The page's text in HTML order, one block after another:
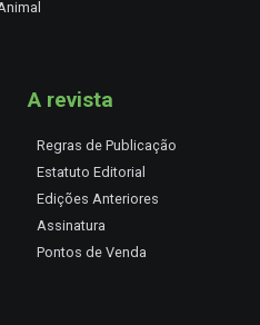
A revista
Regras de Publicação
Estatuto Editorial
Edições Anteriores
Assinatura
Pontos de Venda